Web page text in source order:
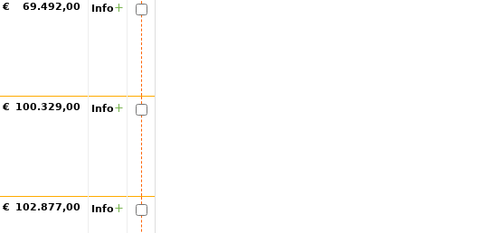
€ 69.492,00 Info+
€ 100.329,00 Info+
€ 102.877,00 Info+